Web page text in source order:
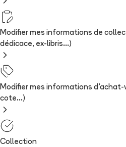
Modifier mes informations de
dédicace, ex-libris...)
Modifier mes informations
cote...)
Collection